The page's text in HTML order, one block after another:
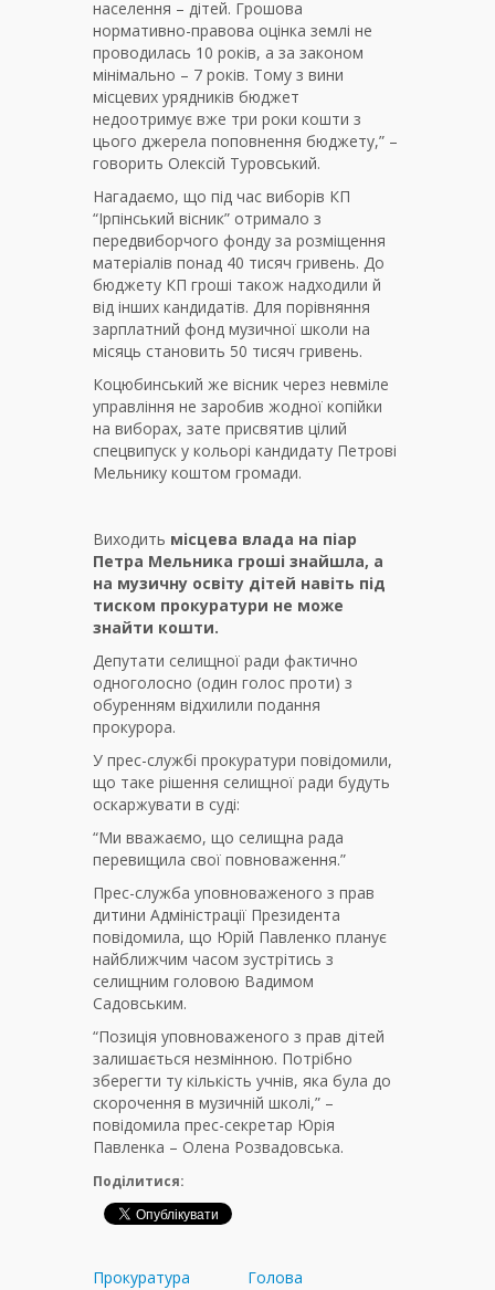
населення – дітей. Грошова
нормативно-правова оцінка землі не
проводилась 10 років, а за законом
мінімально – 7 років. Тому з вини
місцевих урядників бюджет
недоотримує вже три роки кошти з
цього джерела поповнення бюджету,” –
говорить Олексій Туровський.
Нагадаємо, що під час виборів КП
“Ірпінський вісник” отримало з
передвиборчого фонду за розміщення
матеріалів понад 40 тисяч гривень. До
бюджету КП гроші також надходили й
від інших кандидатів. Для порівняння
зарплатний фонд музичної школи на
місяць становить 50 тисяч гривень.
Коцюбинський же вісник через невміле
управління не заробив жодної копійки
на виборах, зате присвятив цілий
спецвипуск у кольорі кандидату Петрові
Мельнику коштом громади.
Виходить місцева влада на піар
Петра Мельника гроші знайшла, а
на музичну освіту дітей навіть під
тиском прокуратури не може
знайти кошти.
Депутати селищної ради фактично
одноголосно (один голос проти) з
обуренням відхилили подання
прокурора.
У прес-службі прокуратури повідомили,
що таке рішення селищної ради будуть
оскаржувати в суді:
“Ми вважаємо, що селищна рада
перевищила свої повноваження.”
Прес-служба уповноваженого з прав
дитини Адміністрації Президента
повідомила, що Юрій Павленко планує
найближчим часом зустрітись з
селищним головою Вадимом
Садовським.
“Позиція уповноваженого з прав дітей
залишається незмінною. Потрібно
зберегти ту кількість учнів, яка була до
скорочення в музичній школі,” –
повідомила прес-секретар Юрія
Павленка – Олена Розвадовська.
Поділитися:
Прокуратура
Голова